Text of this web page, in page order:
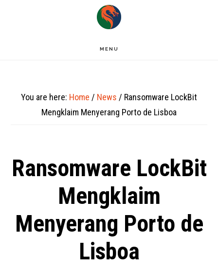
MENU
You are here: Home / News / Ransomware LockBit
Mengklaim Menyerang Porto de Lisboa
Ransomware LockBit
Mengklaim
Menyerang Porto de
Lisboa